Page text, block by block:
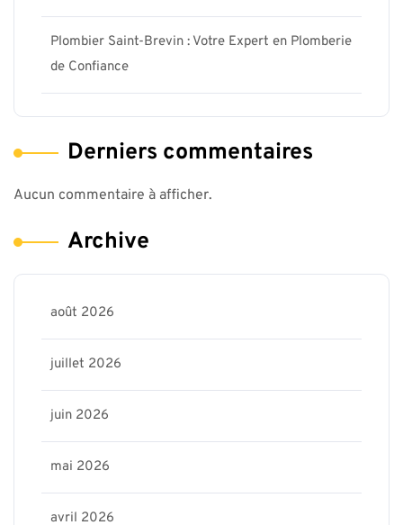
Plombier Saint-Brevin : Votre Expert en Plomberie
de Confiance
Derniers commentaires
Aucun commentaire à afficher.
Archive
août 2026
juillet 2026
juin 2026
mai 2026
avril 2026